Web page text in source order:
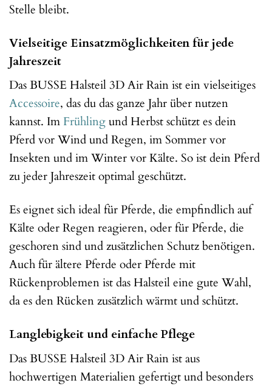
Stelle bleibt.
Vielseitige Einsatzmöglichkeiten für jede
Jahreszeit
Das BUSSE Halsteil 3D Air Rain ist ein vielseitiges
Accessoire, das du das ganze Jahr über nutzen
kannst. Im Frühlingund Herbst schützt es dein
Pferd vor Wind und Regen, im Sommer vor
Insekten und im Winter vor Kälte. So ist dein Pferd
zu jeder Jahreszeit optimal geschützt.
Es eignet sich ideal für Pferde, die empfindlich auf
Kälte oder Regen reagieren, oder für Pferde, die
geschoren sind und zusätzlichen Schutz benötigen.
Auch für ältere Pferde oder Pferde mit
Rückenproblemen ist das Halsteil eine gute Wahl,
da es den Rücken zusätzlich wärmt und schützt.
Langlebigkeit und einfache Pflege
Das BUSSE Halsteil 3D Air Rain ist aus
hochwertigen Materialien gefertigt und besonders